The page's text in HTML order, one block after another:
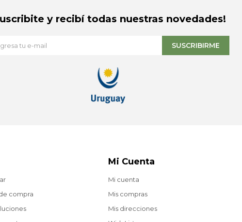
compra
Mi Cuenta
Mi cuenta
Mis compras
Mis direcciones
y recibí todas nuestras novedades!
SUSCRIBIRME